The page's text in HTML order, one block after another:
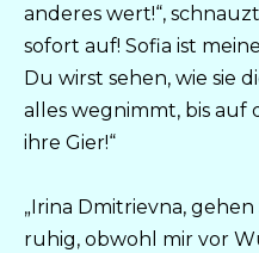
anderes wert!“,
sofort auf! Sofia ist meine
Du wirst sehen, wie sie
alles wegnimmt, bis auf
ihre Gier!“
„Irina Dmitrievna, gehen
ruhig, obwohl mir vor